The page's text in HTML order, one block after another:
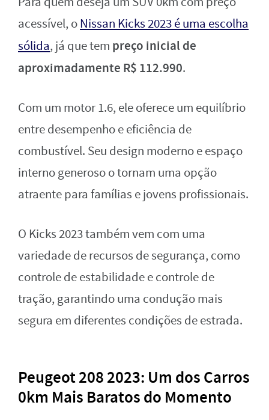
acessível, oNissan Kicks 2023 é uma escolha
sólida, já que tem preço inicial de
aproximadamente R$ 112.990.
Com um motor 1.6, ele oferece um equilíbrio
entre desempenho e eficiência de
combustível. Seu design moderno e espaço
interno generoso o tornam uma opção
atraente para famílias e jovens profissionais.
O Kicks 2023 também vem com uma
variedade de recursos de segurança, como
controle de estabilidade e controle de
tração, garantindo uma condução mais
segura em diferentes condições de estrada.
Peugeot 208 2023: Um dos Carros
0km Mais Baratos do Momento